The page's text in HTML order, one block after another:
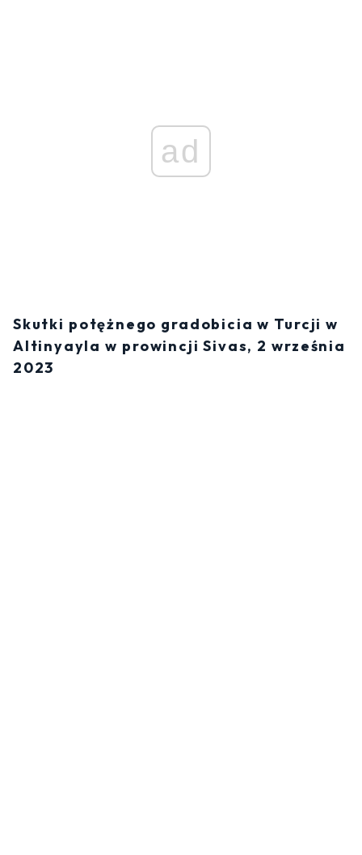
ad
Skutki potężnego gradobicia w Turcji w
Altinyayla w prowincji Sivas, 2 września
2023